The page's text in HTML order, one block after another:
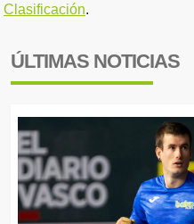
Clasificación.
ÚLTIMAS NOTICIAS